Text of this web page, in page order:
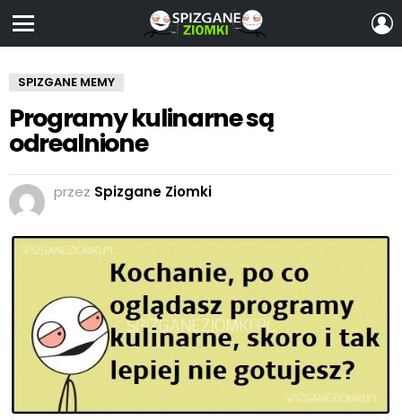
SPIZGANE MEMY
Programy kulinarne są
odrealnione
przez Spizgane Ziomki